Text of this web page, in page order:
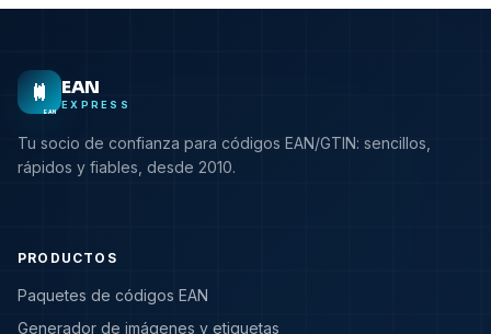
EAN
EAN
EXPRESS
Tu socio de confianza para códigos EAN/GTIN: sencillos,
rápidos y fiables, desde 2010.
PRODUCTOS
Paquetes de códigos EAN
Generador de imágenes y etiquetas